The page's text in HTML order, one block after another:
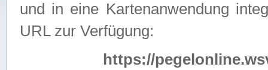
und in eine Kartenanwendung
URL zur Verfügung:
https://